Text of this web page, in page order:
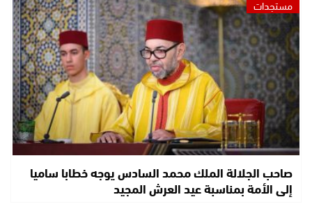
مستجدات
صاحب الجلالة الملك محمد السادس يوجه خطابا ساميا
إلى الأمة بمناسبة عيد العرش المجيد